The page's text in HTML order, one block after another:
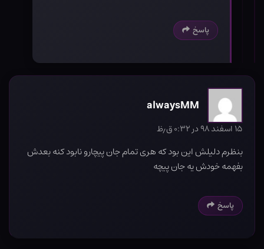
پاسخ
alwaysMM
۱۵ اسفند ۹۸ در ۰:۳۲ ق٫ظ
بنظرم دلیلش این بود که هری تمام جان پیچارو نابود کنه بعدش
بفهمه خودش یه جان پیچه
پاسخ